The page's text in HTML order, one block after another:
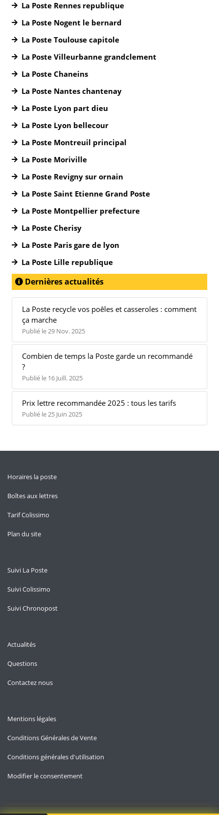
La Poste Rennes republique
La Poste Nogent le bernard
La Poste Toulouse capitole
La Poste Villeurbanne grandclement
La Poste Chaneins
La Poste Nantes chantenay
La Poste Lyon part dieu
La Poste Lyon bellecour
La Poste Montreuil principal
La Poste Moriville
La Poste Revigny sur ornain
La Poste Saint Etienne Grand Poste
La Poste Montpellier prefecture
La Poste Cherisy
La Poste Paris gare de lyon
La Poste Lille republique
Dernières actualités
La Poste recycle vos poêles et casseroles : comment
ça marche
Publié le 29 Nov. 2025
Combien de temps la Poste garde un recommandé
?
Publié le 16 Juill. 2025
Prix lettre recommandée 2025 : tous les tarifs
Publié le 25 Juin 2025
Horaires la poste
Boîtes aux lettres
Tarif Colissimo
Plan du site
Suivi La Poste
Suivi Colissimo
Suivi Chronopost
Actualités
Questions
Contactez nous
Mentions légales
Conditions Générales de Vente
Conditions générales d'utilisation
Modifier le consentement